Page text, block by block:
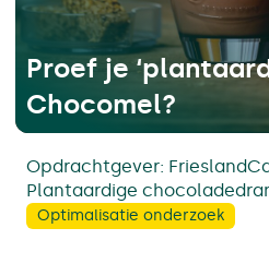
Opdrachtgever:
Plantaardige
Proef je
Chocomel?
Optimalisatie onderzoek